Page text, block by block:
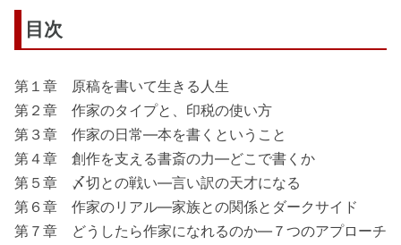
目次
第１章 原稿を書いて生きる人生
第２章 作家のタイプと、印税の使い方
第３章 作家の日常―本を書くということ
第４章 創作を支える書斎の力―どこで書くか
第５章 〆切との戦い―言い訳の天才になる
第６章 作家のリアル―家族との関係とダークサイド
第７章 どうしたら作家になれるのか―７つのアプローチ